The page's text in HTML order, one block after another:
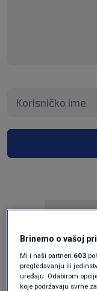
Brinemo o vašoj
Mi i naši partneri 603
pregledavanju ili
uređaju. Odabirom
koje podržavaju svrhe